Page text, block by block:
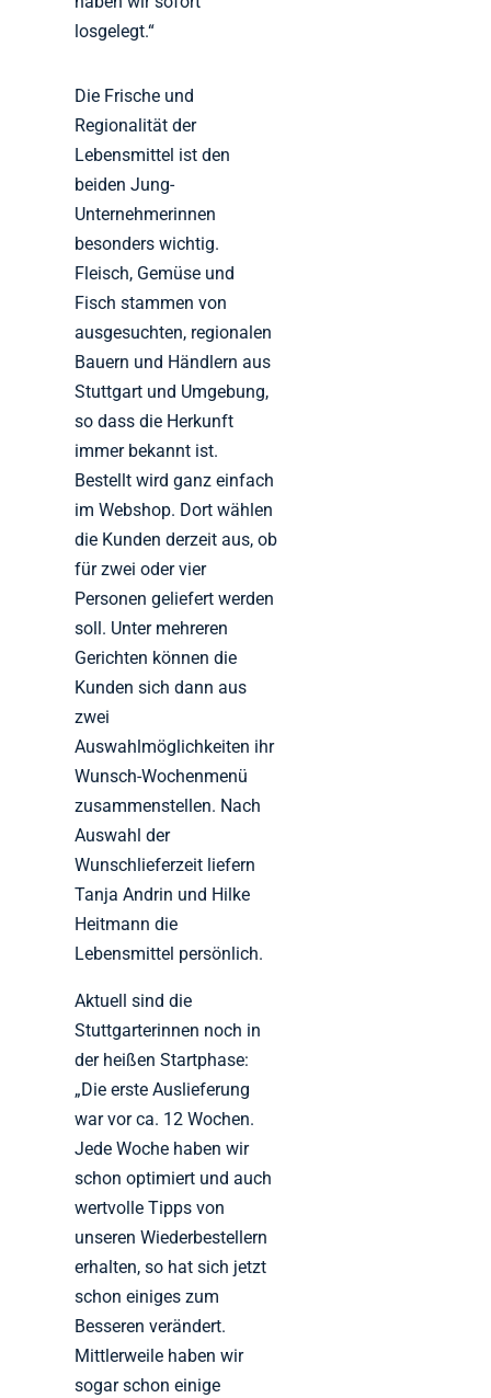
losgelegt.“
Die Frische und
Regionalität der
Lebensmittel ist den
beiden Jung-
Unternehmerinnen
besonders wichtig.
Fleisch, Gemüse und
Fisch stammen von
ausgesuchten, regionalen
Bauern und Händlern aus
Stuttgart und Umgebung,
so dass die Herkunft
immer bekannt ist.
Bestellt wird ganz einfach
im Webshop. Dort wählen
die Kunden derzeit aus, ob
für zwei oder vier
Personen geliefert werden
soll. Unter mehreren
Gerichten können die
Kunden sich dann aus
zwei
Auswahlmöglichkeiten ihr
Wunsch-Wochenmenü
zusammenstellen. Nach
Auswahl der
Wunschlieferzeit liefern
Tanja Andrin und Hilke
Heitmann die
Lebensmittel persönlich.
Aktuell sind die
Stuttgarterinnen noch in
der heißen Startphase:
„Die erste Auslieferung
war vor ca. 12 Wochen.
Jede Woche haben wir
schon optimiert und auch
wertvolle Tipps von
unseren Wiederbestellern
erhalten, so hat sich jetzt
schon einiges zum
Besseren verändert.
Mittlerweile haben wir
sogar schon einige